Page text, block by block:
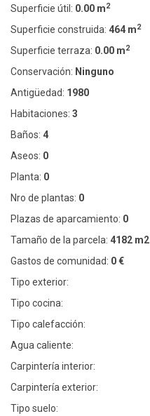
Superficie útil: 0.00 m2
Superficie construida: 464 m2
Superficie terraza: 0.00 m2
Conservación: Ninguno
Antigüedad: 1980
Habitaciones: 3
Baños: 4
Aseos: 0
Planta: 0
Nro de plantas: 0
Plazas de aparcamiento: 0
Tamaño de la parcela: 4182 m2
Gastos de comunidad: 0 €
Tipo exterior:
Tipo cocina:
Tipo calefacción:
Agua caliente:
Carpintería interior:
Carpintería exterior:
Tipo suelo: